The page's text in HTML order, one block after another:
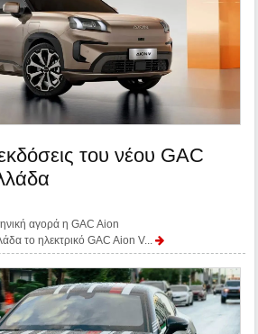
του νέου GAC
αγορά η GAC Aion
το ηλεκτρικό GAC Aion V...